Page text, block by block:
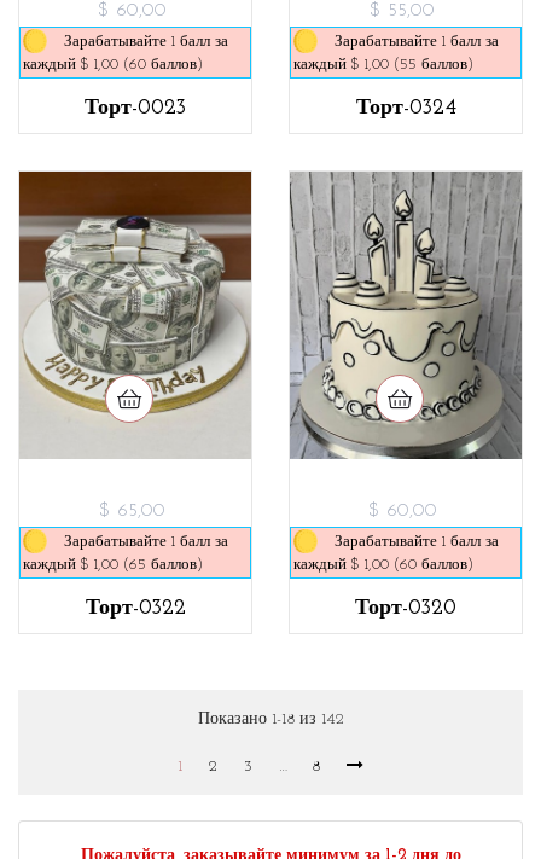
$ 60,00
Зарабатывайте 1 балл за
каждый $ 1,00 (60 баллов)
Торт-0023
$ 55,00
Зарабатывайте 1 балл за
каждый $ 1,00 (55 баллов)
Торт-0324
$ 65,00
Зарабатывайте 1 балл за
каждый $ 1,00 (65 баллов)
Торт-0322
$ 60,00
Зарабатывайте 1 балл за
каждый $ 1,00 (60 баллов)
Торт-0320
Показано 1-18 из 142
1 2 3 … 8